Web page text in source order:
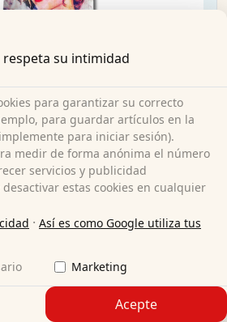
ropa de cama reversible
Maurer 155x220 + 80x80 cm
respeta su intimidad
para garantizar su correcto
para guardar artículos en la
para iniciar sesión).
medir de forma anónima el número
servicios y publicidad
estas cookies en cualquier
· Así es como Google utiliza tus
Marketing
Acepte